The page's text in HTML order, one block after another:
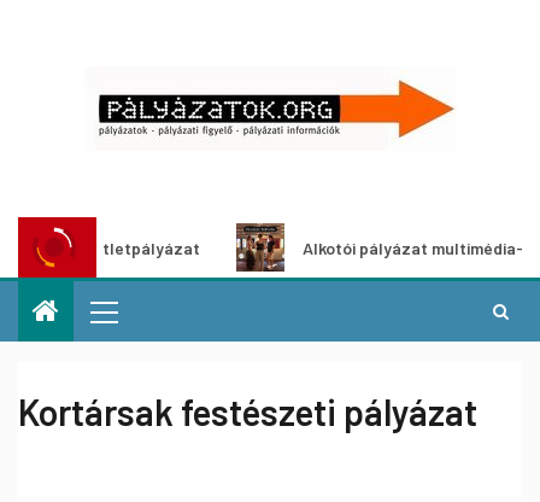
ötletpályázat Alkotói pályázat multimédia-
Kortársak festészeti pályázat